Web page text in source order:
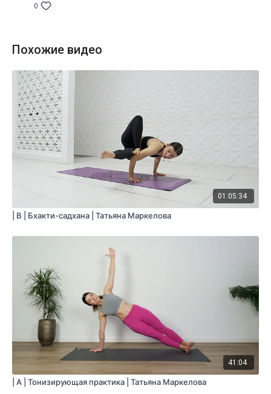
0
Похожие видео
01:05:34
| B | Бхакти-садхана | Татьяна Маркелова
41:04
| A | Тонизирующая практика | Татьяна Маркелова